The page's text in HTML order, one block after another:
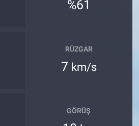
%61
RÜZGAR
7 km/s
GÖRÜŞ